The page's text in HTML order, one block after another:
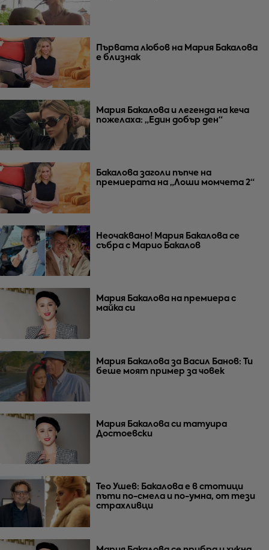
Първата любов на Мария Бакалова
е близнак
Мария Бакалова и легенда на кеча
пожелаха: „Един добър ден“
Бакалова заголи пъпче на
премиерата на „Лоши момчета 2“
Неочаквано! Мария Бакалова се
събра с Марио Бакалов
Мария Бакалова на премиера с
майка си
Мария Бакалова за Васил Банов: Ти
беше моят пример за човек
Мария Бакалова си татуира
Достоевски
Тео Ушев: Бакалова е в стотици
пъти по-смела и по-умна, от тези
страхливци